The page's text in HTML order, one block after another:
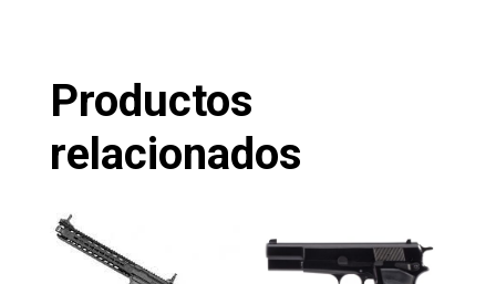
Productos
relacionados